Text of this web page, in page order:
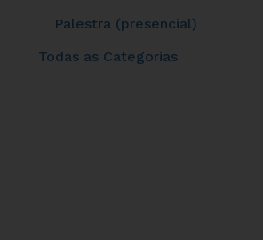
Palestra (presencial)
Todas as Categorias